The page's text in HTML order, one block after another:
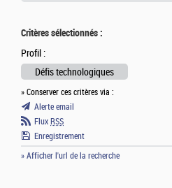
Critères sélectionnés :
Profil :
Défis technologiques
» Conserver ces critères via :
Alerte email
Flux RSS
Enregistrement
» Afficher l'url de la recherche